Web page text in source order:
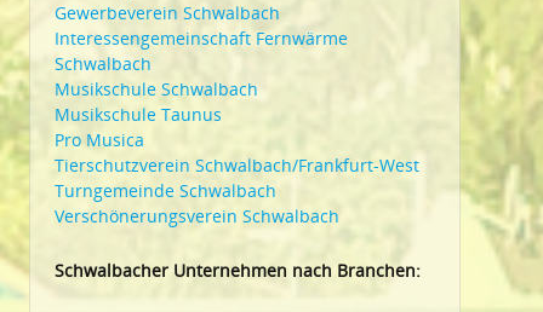
Gewerbeverein Schwalbach
Interessengemeinschaft Fernwärme
Schwalbach
Musikschule Schwalbach
Musikschule Taunus
Pro Musica
Tierschutzverein Schwalbach/Frankfurt-West
Turngemeinde Schwalbach
Verschönerungsverein Schwalbach
Schwalbacher Unternehmen nach Branchen: